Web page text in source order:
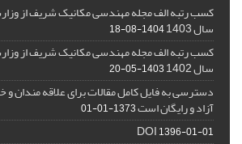
کسب رتبه الف مجله مهندسی مکانیک شریف از
سال 1403 1404-08-18
کسب رتبه الف مجله مهندسی مکانیک شریف از
سال 1402 1403-05-20
دسترسی به فایل کامل مقالات برای علاقه مندان
آزاد و رایگان است1373-01-01
DOI1396-01-01